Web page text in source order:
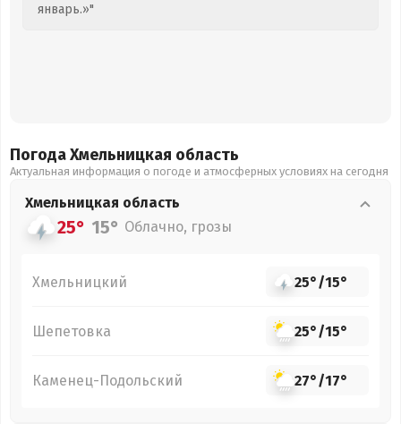
январь.»"
Погода Хмельницкая область
Актуальная информация о погоде и атмосферных условиях на сегодня
Хмельницкая область
25° 15° Облачно, грозы
Хмельницкий 25°/15°
Шепетовка 25°/15°
Каменец-Подольский 27°/17°